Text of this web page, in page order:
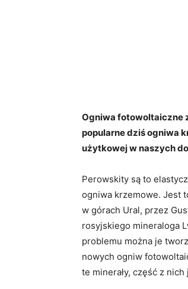
Ogniwa fotowoltaiczne
popularne dziś ogniwa
użytkowej w naszych
Perowskity są to
ogniwa krzemowe. Jest
w górach Ural, przez
rosyjskiego mineraloga
problemu można je
nowych ogniw
te minerały, część z